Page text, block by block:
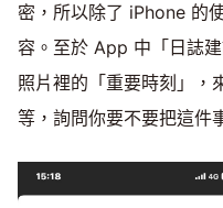
密，所以除了 iPhone 的
容。至於 App 中「日誌
照片裡的「重要時刻」，
等，詢問你要不要把這件